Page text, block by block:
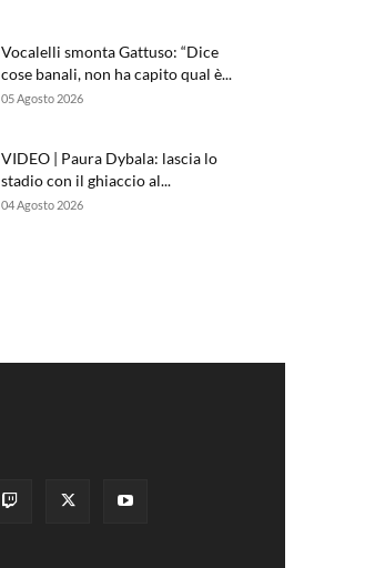
Vocalelli smonta Gattuso: “Dice
cose banali, non ha capito qual è...
05 Agosto 2026
VIDEO | Paura Dybala: lascia lo
stadio con il ghiaccio al...
04 Agosto 2026